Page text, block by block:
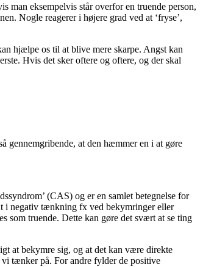
man eksempelvis står overfor en truende person,
Nogle reagerer i højere grad ved at ‘fryse’,
hjælpe os til at blive mere skarpe. Angst kan
Hvis det sker oftere og oftere, og der skal
gennemgribende, at den hæmmer en i at gøre
(CAS) og er en samlet betegnelse for
i negativ tænkning fx ved bekymringer eller
som truende. Dette kan gøre det svært at se ting
at bekymre sig, og at det kan være direkte
tænker på. For andre fylder de positive